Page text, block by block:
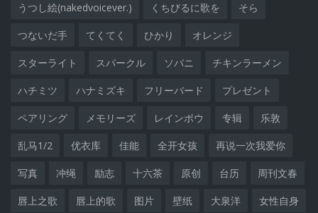
うつし絵(nakedvoicever.) くちびるに歌を そら
つないだ手 てくてく ひかり オレンジ
スターライト スパークル ソバニ チキンラーメン
ハチミツ ハナミズキ フリーバード プレゼント
ペアリング メモリーズ レインボウ 专辑 乐敦
乱马1/2 优衣库 佳能 全开女孩 再说一次我爱你
写真 冲绳 励志 十六茶 原创 台历 周刊文春
唇上之歌 唇上的歌 图片 壁纸 大泉洋 女性自身